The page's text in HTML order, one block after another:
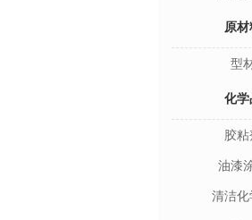
原材
型
化学
胶粘
油漆
清洁化